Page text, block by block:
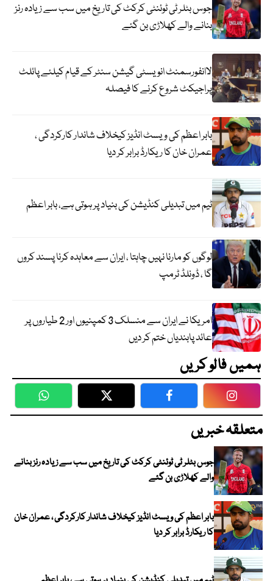
جوس بٹلر ٹی ٹوئنٹی کرکٹ کی تاریخ میں سب سے زیادہ رنز
بنانے والے کھلاڑی بن گئے
لاانفورسمنٹ انویسٹی گیشن سنٹر کے قیام کیلئے پائلٹ
پراجیکٹ شروع کرنے کا فیصلہ
بابر اعظم کی ویسٹ انڈیز کیخلاف شاندار کارکردگی ،
عمران خان کا ریکارڈ برابر کر دیا
ٹیم میں تبدیلی کنڈیشن کی بنیاد پر ہوتی ہے، بابر اعظم
لوگوں کو مارنا نہیں چاہتا ، ایران سے معاہدہ کرنا پسند کروں
گا ، ڈونلڈ ٹرمپ
امریکا نے ایران سے منسلک 3 کمپنیوں اور 2 طیاروں پر
عائد پابندیاں ختم کر دیں
ہمیں فالو کریں
WhatsApp Twitter Facebook
متعلقہ خبریں
جوس بٹلر ٹی ٹوئنٹی کرکٹ کی تاریخ میں سب سے زیادہ رنز بنانے
والے کھلاڑی بن گئے
بابر اعظم کی ویسٹ انڈیز کیخلاف شاندار کارکردگی ، عمران خان
کا ریکارڈ برابر کر دیا